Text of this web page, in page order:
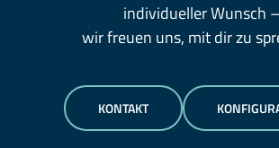
individueller Wunsch –
wir freuen uns, mit dir zu
KONTAKT